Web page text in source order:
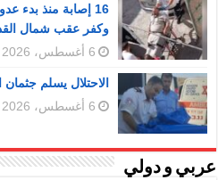
16 إصابة منذ بدء
وكفر عقب شمال
6 أغسطس، 2026
الاحتلال يسلم
6 أغسطس، 2026
عربي و دولي